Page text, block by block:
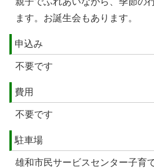
ます。お誕生会もあります。
申込み
不要です
費用
不要です
駐車場
雄和市民サービスセンター子育